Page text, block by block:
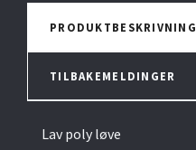
PRODUKTBESKRIVNING
TILBAKEMELDINGER
Lav poly løve